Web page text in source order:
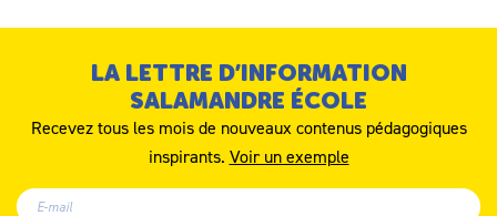
LA LETTRE D’INFORMATION
SALAMANDRE ÉCOLE
Recevez tous les mois de nouveaux contenus pédagogiques
inspirants. Voir un exemple